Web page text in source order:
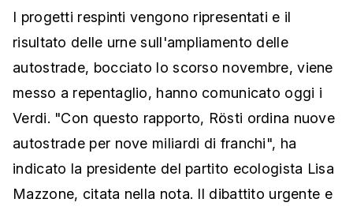
I progetti respinti vengono ripresentati e il
risultato delle urne sull'ampliamento delle
autostrade, bocciato lo scorso novembre, viene
messo a repentaglio, hanno comunicato oggi i
Verdi. "Con questo rapporto, Rösti ordina nuove
autostrade per nove miliardi di franchi", ha
indicato la presidente del partito ecologista Lisa
Mazzone, citata nella nota. Il dibattito urgente e